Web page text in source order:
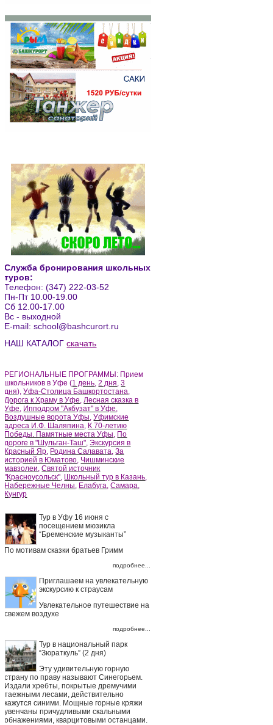
Служба бронирования школьных
туров:
Телефон: (347) 222-03-52
Пн-Пт 10.00-19.00
Сб 12.00-17.00
Вс - выходной
Е-mail: school@bashcurort.ru
НАШ КАТАЛОГскачать
РЕГИОНАЛЬНЫЕ ПРОГРАММЫ: Прием
школьников в Уфе (1 день,2 дня,3
дня),Уфа-Столица Башкортостана,
Дорога к Храму в Уфе,Лесная сказка в
Уфе, Ипподром "Акбузат" в Уфе,
Воздушные ворота Уфы,Уфимские
адреса И.Ф. Шаляпина, К 70-летию
Победы. Памятные места Уфы, По
дороге в "Шульган-Таш",Экскурсия в
Красный Яр, Родина Салавата,За
историей в Юматово, Чишминские
мавзолеи,Святой источник
"Красноусольск", Школьный тур в Казань,
Набережные Челны, Елабуга,Самара,
Кунгур
Тур в Уфу 16 июня с
посещением мюзикла
“Бременские музыканты”
По мотивам сказки братьев Гримм
подробнее...
Приглашаем на увлекательную
экскурсию к страусам
Увлекательное путешествие на
свежем воздухе
подробнее...
Тур в национальный парк
“Зюраткуль” (2 дня)
Эту удивительную горную
страну по праву называют Синегорьем.
Издали хребты, покрытые дремучими
таежными лесами, действительно
кажутся синими. Мощные горные кряжи
увенчаны причудливыми скальными
обнажениями, кварцитовыми останцами.